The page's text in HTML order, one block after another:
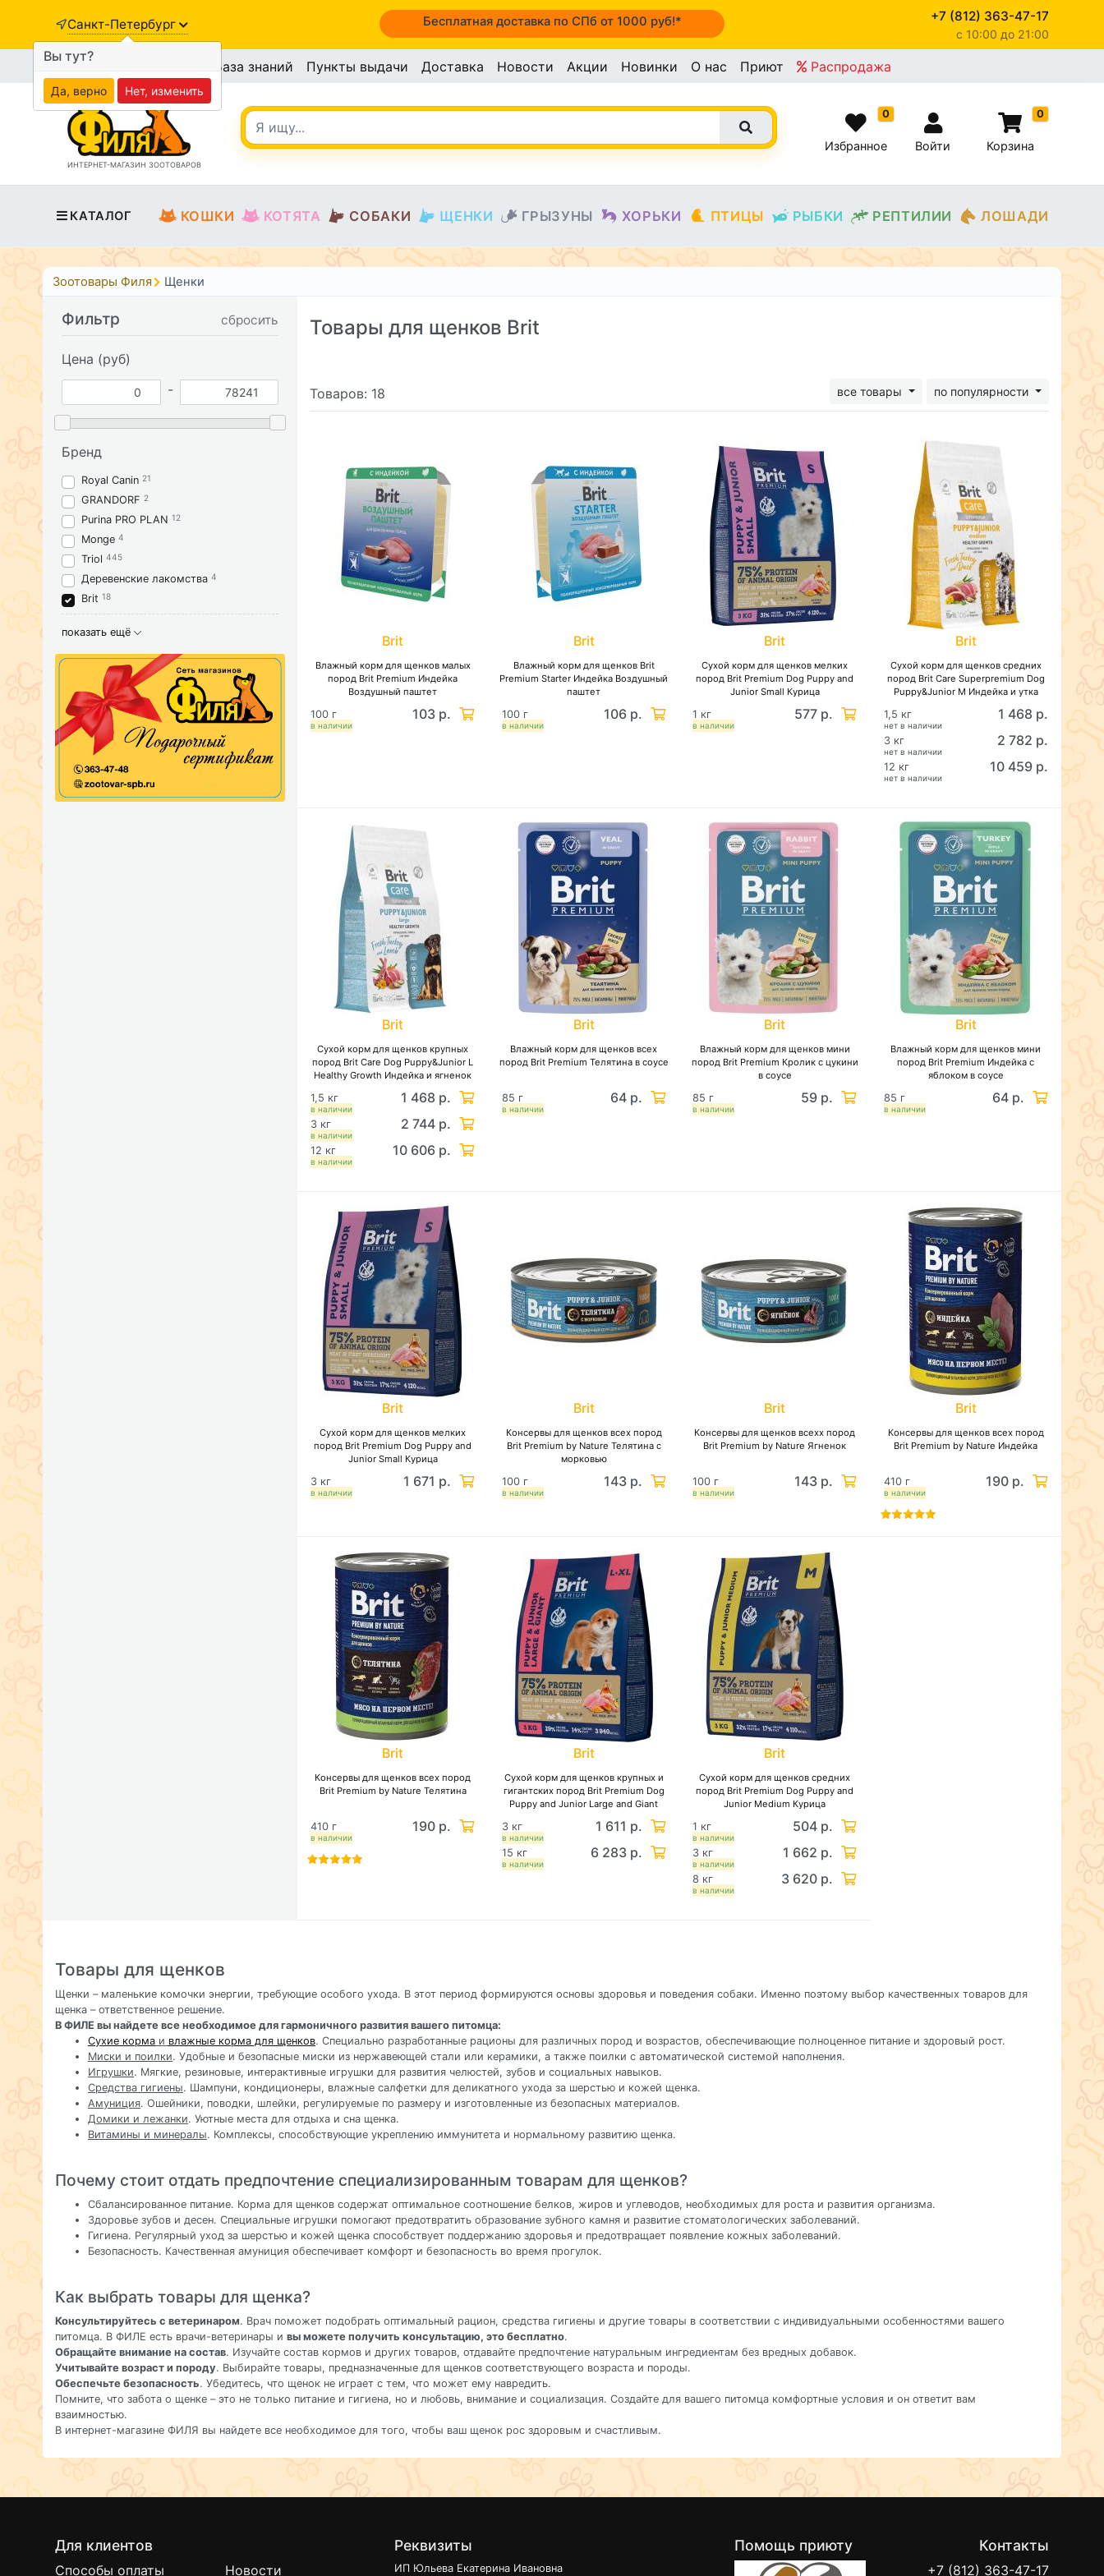
Санкт-Петербург Бесплатная доставка по СПб от 1000 руб!* +7 (812) 363-47-17
c 10:00 до 21:00
База знаний Пункты выдачи Доставка Новости Акции Новинки О нас Приют Распродажа
ИНТЕРНЕТ-МАГАЗИН ЗООТОВАРОВ
0
Избранное Войти
0
Корзина
КАТАЛОГ КОШКИ КОТЯТА СОБАКИ ЩЕНКИ ГРЫЗУНЫ ХОРЬКИ ПТИЦЫ РЫБКИ РЕПТИЛИИ ЛОШАДИ
Зоотовары Филя Щенки
Фильтр сбросить
Цена (руб)
-
Бренд
Royal Canin 21
GRANDORF 2
Purina PRO PLAN 12
Monge 4
Triol 445
Деревенские лакомства 4
Brit 18
показать ещё
Товары для щенков Brit
Товаров: 18 все товары по популярности
Brit
Влажный корм для щенков малых
пород Brit Premium Индейка
Воздушный паштет
в наличии
100 г 103 р.
Brit
Влажный корм для щенков Brit
Premium Starter Индейка Воздушный
паштет
в наличии
100 г 106 р.
Brit
Сухой корм для щенков мелких
пород Brit Premium Dog Puppy and
Junior Small Курица
в наличии
1 кг 577 р.
Brit
Сухой корм для щенков средних
пород Brit Care Superpremium Dog
Puppy&Junior M Индейка и утка
нет в наличии
1,5 кг 1 468 р.
нет в наличии
3 кг 2 782 р.
нет в наличии
12 кг 10 459 р.
Brit
Сухой корм для щенков крупных
пород Brit Care Dog Puppy&Junior L
Healthy Growth Индейка и ягненок
в наличии
1,5 кг 1 468 р.
в наличии
3 кг 2 744 р.
в наличии
12 кг 10 606 р.
Brit
Влажный корм для щенков всех
пород Brit Premium Телятина в соусе
в наличии
85 г 64 р.
Brit
Влажный корм для щенков мини
пород Brit Premium Кролик с цукини
в соусе
в наличии
85 г 59 р.
Brit
Влажный корм для щенков мини
пород Brit Premium Индейка с
яблоком в соусе
в наличии
85 г 64 р.
Brit
Сухой корм для щенков мелких
пород Brit Premium Dog Puppy and
Junior Small Курица
в наличии
3 кг 1 671 р.
Brit
Консервы для щенков всех пород
Brit Premium by Nature Телятина с
морковью
в наличии
100 г 143 р.
Brit
Консервы для щенков всехх пород
Brit Premium by Nature Ягненок
в наличии
100 г 143 р.
Brit
Консервы для щенков всех пород
Brit Premium by Nature Индейка
в наличии
410 г 190 р.
Brit
Консервы для щенков всех пород
Brit Premium by Nature Телятина
в наличии
410 г 190 р.
Brit
Сухой корм для щенков крупных и
гигантских пород Brit Premium Dog
Puppy and Junior Large and Giant
в наличии
3 кг 1 611 р.
в наличии
15 кг 6 283 р.
Brit
Сухой корм для щенков средних
пород Brit Premium Dog Puppy and
Junior Medium Курица
в наличии
1 кг 504 р.
в наличии
3 кг 1 662 р.
в наличии
8 кг 3 620 р.
Товары для щенков
Щенки – маленькие комочки энергии, требующие особого ухода. В этот период формируются основы здоровья и поведения собаки. Именно поэтому выбор качественных товаров для
щенка – ответственное решение.
В ФИЛЕ вы найдете все необходимое для гармоничного развития вашего питомца:
Сухие корма и влажные корма для щенков. Специально разработанные рационы для различных пород и возрастов, обеспечивающие полноценное питание и здоровый рост.
Миски и поилки. Удобные и безопасные миски из нержавеющей стали или керамики, а также поилки с автоматической системой наполнения.
Игрушки. Мягкие, резиновые, интерактивные игрушки для развития челюстей, зубов и социальных навыков.
Средства гигиены. Шампуни, кондиционеры, влажные салфетки для деликатного ухода за шерстью и кожей щенка.
Амуниция. Ошейники, поводки, шлейки, регулируемые по размеру и изготовленные из безопасных материалов.
Домики и лежанки. Уютные места для отдыха и сна щенка.
Витамины и минералы. Комплексы, способствующие укреплению иммунитета и нормальному развитию щенка.
Почему стоит отдать предпочтение специализированным товарам для щенков?
Сбалансированное питание. Корма для щенков содержат оптимальное соотношение белков, жиров и углеводов, необходимых для роста и развития организма.
Здоровье зубов и десен. Специальные игрушки помогают предотвратить образование зубного камня и развитие стоматологических заболеваний.
Гигиена. Регулярный уход за шерстью и кожей щенка способствует поддержанию здоровья и предотвращает появление кожных заболеваний.
Безопасность. Качественная амуниция обеспечивает комфорт и безопасность во время прогулок.
Как выбрать товары для щенка?
Консультируйтесь с ветеринаром. Врач поможет подобрать оптимальный рацион, средства гигиены и другие товары в соответствии с индивидуальными особенностями вашего
питомца. В ФИЛЕ есть врачи-ветеринары и вы можете получить консультацию, это бесплатно.
Обращайте внимание на состав. Изучайте состав кормов и других товаров, отдавайте предпочтение натуральным ингредиентам без вредных добавок.
Учитывайте возраст и породу. Выбирайте товары, предназначенные для щенков соответствующего возраста и породы.
Обеспечьте безопасность. Убедитесь, что щенок не играет с тем, что может ему навредить.
Помните, что забота о щенке – это не только питание и гигиена, но и любовь, внимание и социализация. Создайте для вашего питомца комфортные условия и он ответит вам
взаимностью.
В интернет-магазине ФИЛЯ вы найдете все необходимое для того, чтобы ваш щенок рос здоровым и счастливым.
Для клиентов
Способы оплаты Новости
Реквизиты
ИП Юльева Екатерина Ивановна
Помощь приюту Контакты
+7 (812) 363-47-17
Вы тут?
Да, верно Нет, изменить